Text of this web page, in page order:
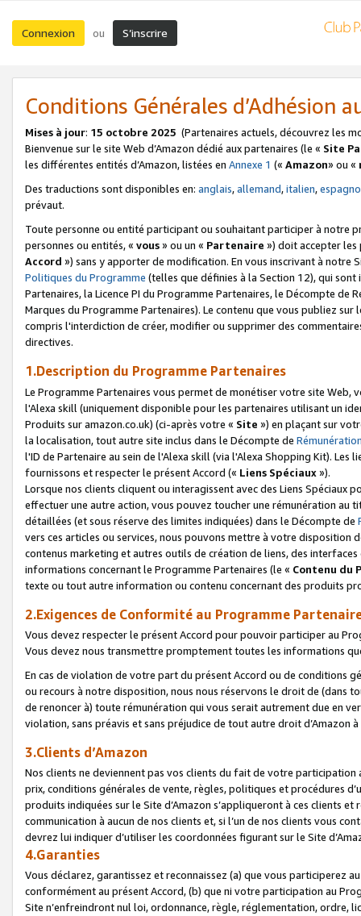
Connexion ou S’inscrire
Conditions Générales d’Adhésion
Mises à jour: 15 octobre 2025 (Partenaires actuels, découvrez les
Bienvenue sur le site Web d’Amazon dédié aux partenaires (le « Site
les différentes entités d’Amazon, listées en Annexe 1 (« Amazon» ou «
Des traductions sont disponibles en: anglais,allemand,italien,
prévaut.
Toute personne ou entité participant ou souhaitant participer à notre
personnes ou entités, « vous» ou un « Partenaire ») doit accepter les
Accord ») sans y apporter de modification. En vous inscrivant à notre
Politiques du Programme (telles que définies à la Section 12), qui
Partenaires, la Licence PI du Programme Partenaires, le Décompte de
Marques du Programme Partenaires). Le contenu que vous publiez
compris l'interdiction de créer, modifier ou supprimer des
directives.
1.Description du Programme Partenaires
Le Programme Partenaires vous permet de monétiser votre site Web,
l'Alexa skill (uniquement disponible pour les partenaires utilisant un
Produits sur amazon.co.uk) (ci-après votre « Site ») en plaçant sur
la localisation, tout autre site inclus dans le Décompte de
l'ID de Partenaire au sein de l'Alexa skill (via l'Alexa Shopping Kit).
fournissons et respecter le présent Accord (« Liens Spéciaux»).
Lorsque nos clients cliquent ou interagissent avec des Liens Spéciaux
effectuer une autre action, vous pouvez toucher une rémunération
détaillées (et sous réserve des limites indiquées) dans le Décompte de
vers ces articles ou services, nous pouvons mettre à votre disposition
contenus marketing et autres outils de création de liens, des
informations concernant le Programme Partenaires (le « Contenu du
texte ou tout autre information ou contenu concernant des produits
2.Exigences de Conformité au Programme
Vous devez respecter le présent Accord pour pouvoir participer au
Vous devez nous transmettre promptement toutes les informations
En cas de violation de votre part du présent Accord ou de conditions
ou recours à notre disposition, nous nous réservons le droit de (dans
de renoncer à) toute rémunération qui vous serait autrement due en
violation, sans préavis et sans préjudice de tout autre droit
3.Clients d’Amazon
Nos clients ne deviennent pas vos clients du fait de votre
prix, conditions générales de vente, règles, politiques et procédures
produits indiquées sur le Site d’Amazon s’appliqueront à ces clients
communication à aucun de nos clients et, si l’un de nos clients vous
devrez lui indiquer d’utiliser les coordonnées figurant sur le Site
4.Garanties
Vous déclarez, garantissez et reconnaissez (a) que vous participerez
conformément au présent Accord, (b) que ni votre participation au
Site n’enfreindront nul loi, ordonnance, règle, réglementation, ordre,